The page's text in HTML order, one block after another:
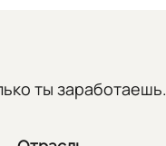
ты заработаешь.